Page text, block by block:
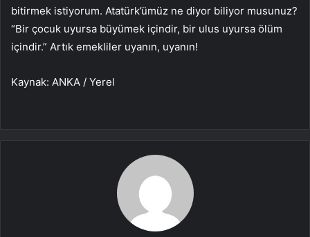
bitirmek istiyorum. Atatürk’ümüz ne diyor biliyor musunuz?
“Bir çocuk uyursa büyümek içindir, bir ulus uyursa ölüm
içindir.” Artık emekliler uyanın, uyanın!
Kaynak: ANKA / Yerel